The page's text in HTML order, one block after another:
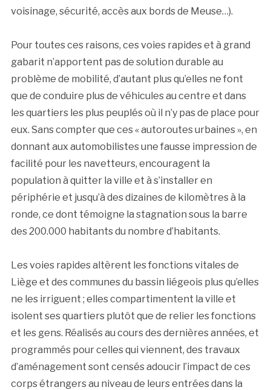
voisinage, sécurité, accès aux bords de Meuse…).
Pour toutes ces raisons, ces voies rapides et à grand
gabarit n’apportent pas de solution durable au
problème de mobilité, d’autant plus qu’elles ne font
que de conduire plus de véhicules au centre et dans
les quartiers les plus peuplés où il n’y pas de place pour
eux. Sans compter que ces « autoroutes urbaines », en
donnant aux automobilistes une fausse impression de
facilité pour les navetteurs, encouragent la
population à quitter la ville et à s’installer en
périphérie et jusqu’à des dizaines de kilomètres à la
ronde, ce dont témoigne la stagnation sous la barre
des 200.000 habitants du nombre d’habitants.
Les voies rapides altèrent les fonctions vitales de
Liège et des communes du bassin liégeois plus qu’elles
ne les irriguent ; elles compartimentent la ville et
isolent ses quartiers plutôt que de relier les fonctions
et les gens. Réalisés au cours des dernières années, et
programmés pour celles qui viennent, des travaux
d’aménagement sont censés adoucir l’impact de ces
corps étrangers au niveau de leurs entrées dans la